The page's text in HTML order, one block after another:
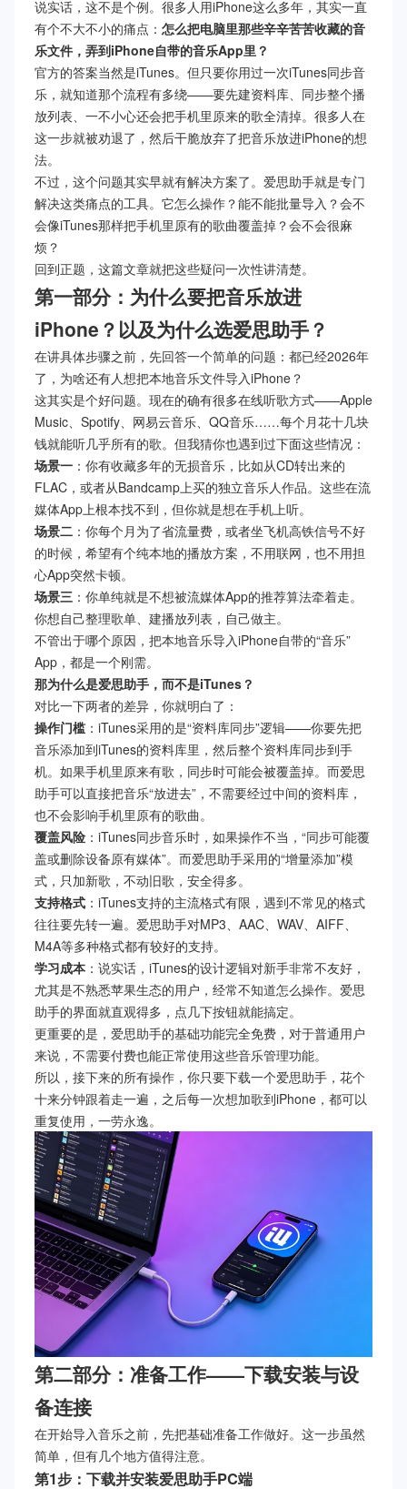
说实话，这不是个例。很多人用iPhone这么多年，其实一直
有个不大不小的痛点： 怎么把电脑里那些辛辛苦苦收藏的音
乐文件，弄到iPhone自带的音乐App里？
官方的答案当然是iTunes。但只要你用过一次iTunes同步音
乐，就知道那个流程有多绕——要先建资料库、同步整个播
放列表、一不小心还会把手机里原来的歌全清掉。很多人在
这一步就被劝退了，然后干脆放弃了把音乐放进iPhone的想
法。
不过，这个问题其实早就有解决方案了。爱思助手就是专门
解决这类痛点的工具。它怎么操作？能不能批量导入？会不
会像iTunes那样把手机里原有的歌曲覆盖掉？会不会很麻
烦？
回到正题，这篇文章就把这些疑问一次性讲清楚。
第一部分：为什么要把音乐放进
iPhone？以及为什么选爱思助手？
在讲具体步骤之前，先回答一个简单的问题：都已经2026年
了，为啥还有人想把本地音乐文件导入iPhone？
这其实是个好问题。现在的确有很多在线听歌方式——Apple
Music、Spotify、网易云音乐、QQ音乐……每个月花十几块
钱就能听几乎所有的歌。但我猜你也遇到过下面这些情况：
场景一 ：你有收藏多年的无损音乐，比如从CD转出来的
FLAC，或者从Bandcamp上买的独立音乐人作品。这些在流
媒体App上根本找不到，但你就是想在手机上听。
场景二 ：你每个月为了省流量费，或者坐飞机高铁信号不好
的时候，希望有个纯本地的播放方案，不用联网，也不用担
心App突然卡顿。
场景三 ：你单纯就是不想被流媒体App的推荐算法牵着走。
你想自己整理歌单、建播放列表，自己做主。
不管出于哪个原因，把本地音乐导入iPhone自带的“音乐”
App，都是一个刚需。
那为什么是爱思助手，而不是iTunes？
对比一下两者的差异，你就明白了：
操作门槛 ：iTunes采用的是“资料库同步”逻辑——你要先把
音乐添加到iTunes的资料库里，然后整个资料库同步到手
机。如果手机里原来有歌，同步时可能会被覆盖掉。而爱思
助手可以直接把音乐“放进去”，不需要经过中间的资料库，
也不会影响手机里原有的歌曲。
覆盖风险 ：iTunes同步音乐时，如果操作不当，“同步可能覆
盖或删除设备原有媒体”。而爱思助手采用的“增量添加”模
式，只加新歌，不动旧歌，安全得多。
支持格式 ：iTunes支持的主流格式有限，遇到不常见的格式
往往要先转一遍。爱思助手对MP3、AAC、WAV、AIFF、
M4A等多种格式都有较好的支持。
学习成本 ：说实话，iTunes的设计逻辑对新手非常不友好，
尤其是不熟悉苹果生态的用户，经常不知道怎么操作。爱思
助手的界面就直观得多，点几下按钮就能搞定。
更重要的是，爱思助手的基础功能完全免费，对于普通用户
来说，不需要付费也能正常使用这些音乐管理功能。
所以，接下来的所有操作，你只要下载一个爱思助手，花个
十来分钟跟着走一遍，之后每一次想加歌到iPhone，都可以
重复使用，一劳永逸。
第二部分：准备工作——下载安装与设
备连接
在开始导入音乐之前，先把基础准备工作做好。这一步虽然
简单，但有几个地方值得注意。
第1步：下载并安装爱思助手PC端